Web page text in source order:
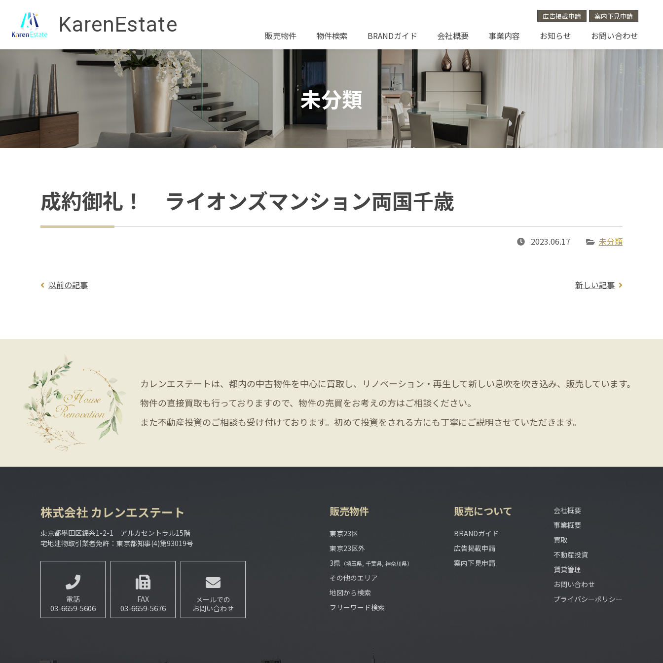
KarenEstate 広告掲載申請 案内下見申請
販売物件 物件検索 BRANDガイド 会社概要 事業内容 お知らせ お問い合わせ
未分類
成約御礼！ ライオンズマンション両国千歳
2023.06.17 未分類
以前の記事 新しい記事
カレンエステートは、都内の中古物件を中心に買取し、リノベーション・再生して新しい息吹を吹き込み、販売しています。
物件の直接買取も行っておりますので、物件の売買をお考えの方はご相談ください。
また不動産投資のご相談も受け付けております。初めて投資をされる方にも丁寧にご説明させていただきます。
株式会社 カレンエステート
東京都墨田区錦糸1-2-1 アルカセントラル15階
宅地建物取引業者免許：東京都知事(4)第93019号
電話
03-6659-5606
FAX
03-6659-5676
メールでの
お問い合わせ
販売物件
東京23区
東京23区外
3県 （埼玉県, 千葉県, 神奈川県）
その他のエリア
地図から検索
フリーワード検索
販売について
BRANDガイド
広告掲載申請
案内下見申請
会社概要
事業概要
買取
不動産投資
賃貸管理
お問い合わせ
プライバシーポリシー